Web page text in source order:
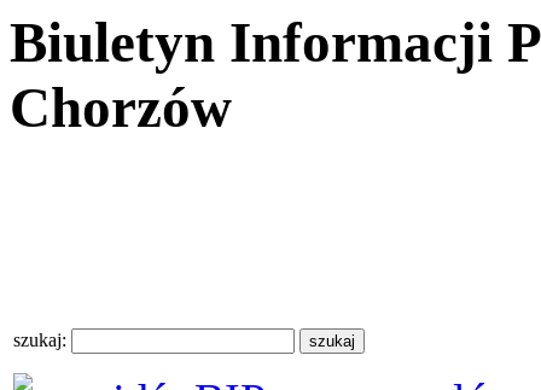
Biuletyn Informacji
Chorzów
szukaj: